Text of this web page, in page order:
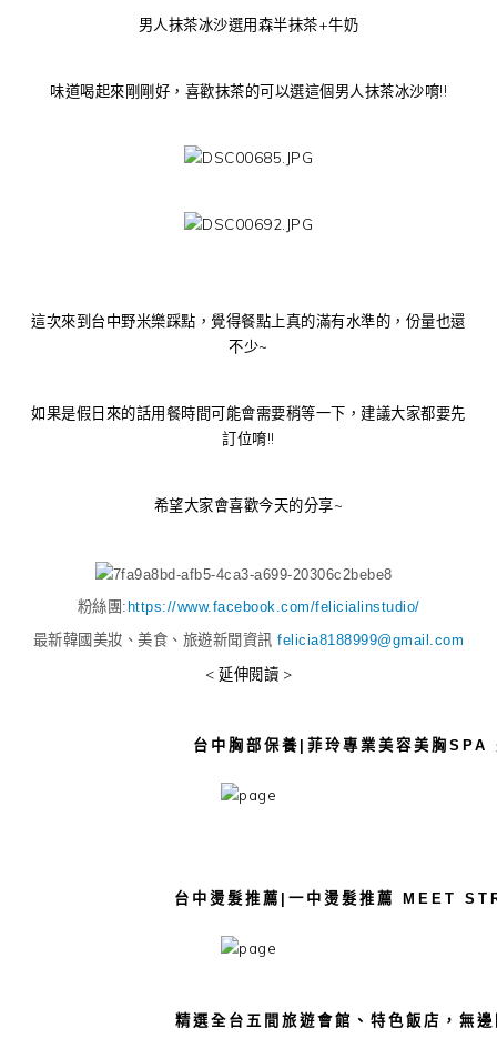
男人抹茶冰沙選用森半抹茶+牛奶
味道喝起來剛剛好，喜歡抹茶的可以選這個男人抹茶冰沙唷!!
這次來到台中野米樂踩點，覺得餐點上真的滿有水準的，份量也還
不少~
如果是假日來的話用餐時間可能會需要稍等一下，建議大家都要先
訂位唷!!
希望大家會喜歡今天的分享~
粉絲團: https://www.facebook.com/felicialinstudio/
最新韓國美妝、美食、旅遊新聞資訊felicia8188999@gmail.com
< 延伸閱讀 >
台中胸部保養|菲玲專業美容美胸
台中燙髮推薦|一中燙髮推薦 MEET
精選全台五間旅遊會館、特色飯店，無